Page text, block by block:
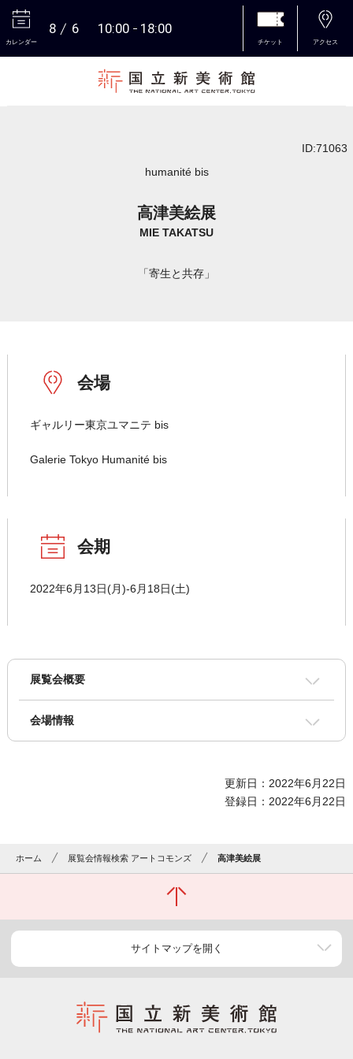
カレンダー
8 6 10:00 18:00
チケット アクセス
ID:71063
humanité bis
高津美絵展
MIE TAKATSU
「寄生と共存」
会場
ギャルリー東京ユマニテ bis
Galerie Tokyo Humanité bis
会期
2022年6月13日(月)-6月18日(土)
展覧会概要
会場情報
更新日：2022年6月22日
登録日：2022年6月22日
ホーム 展覧会情報検索 アートコモンズ 高津美絵展
サイトマップを開く